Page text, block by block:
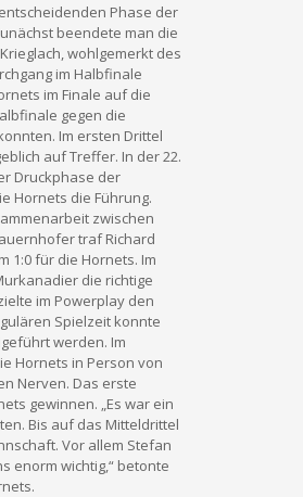
Phase der
beendete man die
wohlgemerkt des
im Halbfinale
im Finale auf die
gegen die
Im ersten Drittel
auf Treffer. In der 22.
Druckphase der
Hornets die Führung.
zwischen
traf Richard
1:0 für die Hornets. Im
die richtige
im Powerplay den
Spielzeit konnte
werden. Im
Hornets in Person von
Nerven. Das erste
gewinnen. „Es war ein
Bis auf das Mitteldrittel
Vor allem Stefan
enorm wichtig,“ betonte